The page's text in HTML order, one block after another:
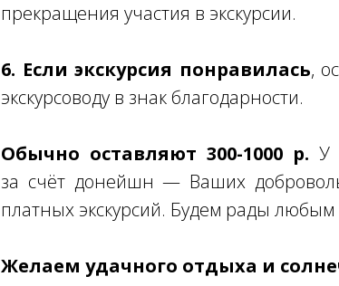
прекращения участия в экскурсии.
6. Если экскурсия понравилась,
экскурсоводу в знак благодарности.
Обычно оставляют 300-1000 р. У
за счёт донейшн — Ваших
платных экскурсий. Будем рады
Желаем удачного отдыха и